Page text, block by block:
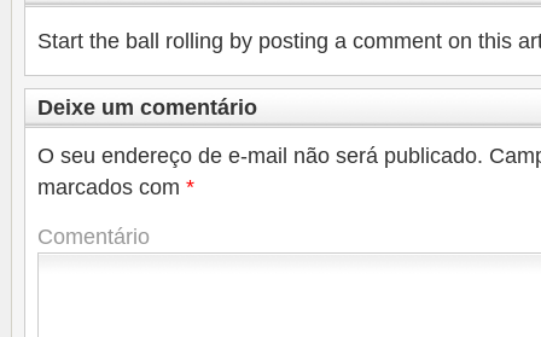
Start the ball rolling by posting a comment on this
Deixe um comentário
O seu endereço de e-mail não será publicado.
marcados com *
Comentário